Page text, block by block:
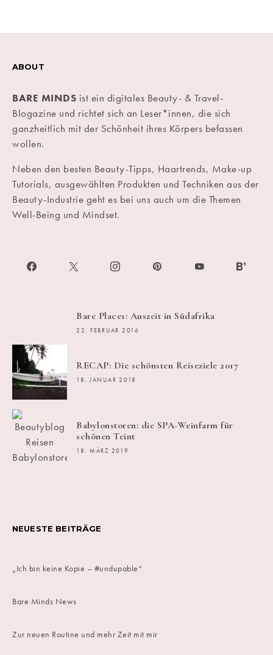
ABOUT
BARE MINDS ist ein digitales Beauty- & Travel-
Blogazine und richtet sich an Leser*innen, die sich
ganzheitlich mit der Schönheit ihres Körpers befassen
wollen.
Neben den besten Beauty-Tipps, Haartrends, Make-up
Tutorials, ausgewählten Produkten und Techniken aus der
Beauty-Industrie geht es bei uns auch um die Themen
Well-Being und Mindset.
Bare Places: Auszeit in Südafrika
22. FEBRUAR 2016
RECAP: Die schönsten Reiseziele 2017
18. JANUAR 2018
Babylonstoren: die SPA-Weinfarm für
schönen Teint
18. MÄRZ 2019
NEUESTE BEITRÄGE
„Ich bin keine Kopie – #undupable“
Bare Minds News
Zur neuen Routine und mehr Zeit mit mir